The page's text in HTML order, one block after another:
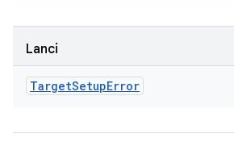
Lanci
TargetSetupError